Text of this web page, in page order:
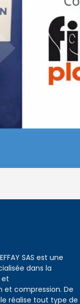
SAS est une
dans la
et
et compression. De
réalise tout type de